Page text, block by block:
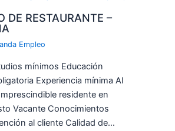
DE RESTAURANTE –
Empleo
mínimos Educación
Experiencia mínima Al
residente en
Vacante Conocimientos
al cliente Calidad de…